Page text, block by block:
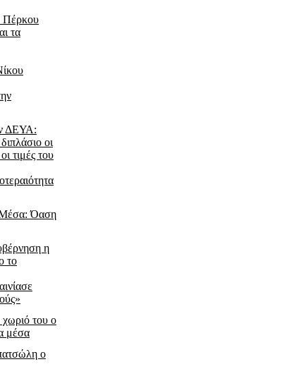
Πέρκου
τα
ΔΕΥΑ:
οι
τιμές του
Μέσα: Όαση
η
το
χωριό του ο
μέσα
ο